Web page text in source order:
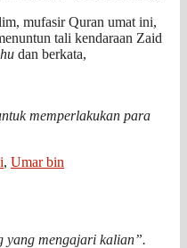
mufasir Quran umat ini,
tali kendaraan Zaid
dan berkata,
memperlakukan para
, Umar bin
yang mengajari kalian”.